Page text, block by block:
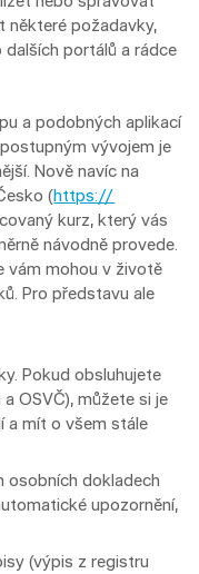
některé požadavky,
portálů a rádce
a podobných aplikací
vývojem je
Nově navíc na
(https://
kurz, který vás
návodně provede.
vám mohou v životě
Pro představu ale
Pokud obsluhujete
OSVČ), můžete si je
a mít o všem stále
osobních dokladech
upozornění,
(výpis z registru